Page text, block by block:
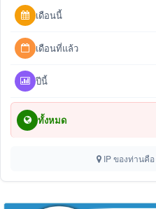
เดือนนี้
เดือนที่แล้ว
ปีนี้
ทั้งหมด
IP ของท่านคือ